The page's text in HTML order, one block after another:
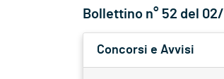
Bollettino n° 52 del
Concorsi e Avvisi